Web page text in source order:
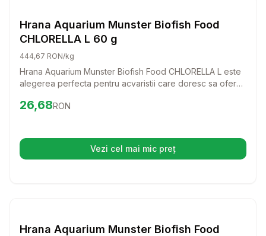
Hrana Granule Pesti
Hrana Aquarium Munster Biofish Food
CHLORELLA L 60 g
444,67 RON/kg
Hrana Aquarium Munster Biofish Food CHLORELLA L este
alegerea perfecta pentru acvaristii care doresc sa ofere
naturale si alge Chlorella bogate in nutrienti, aceasta
Preț:26.68
26,68RON
Vezi cel mai mic preț(se deschide într-o filă nouă)
Hrana Granule Pesti
Hrana Aquarium Munster Biofish Food